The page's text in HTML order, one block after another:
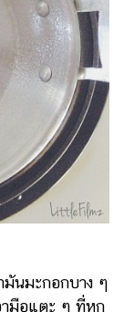
นมะกอกบาง ๆ
ามือแตะ ๆ ที่หูก